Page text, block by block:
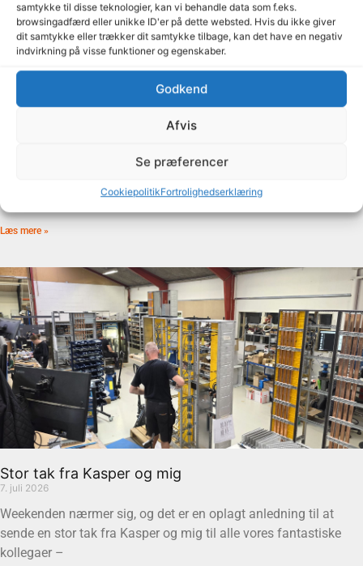
samtykke til disse teknologier, kan vi behandle data som f.eks.
browsingadfærd eller unikke ID'er på dette websted. Hvis du ikke giver
dit samtykke eller trækker dit samtykke tilbage, kan det have en negativ
indvirkning på visse funktioner og egenskaber.
Godkend
Afvis
Se præferencer
CookiepolitikFortrolighedserklæring
Sommerne er over os og tavlerne kommer ud af
Selvom sommeren er over os, og mange nyder en velfortjent
Polen – knoklet for at
Læs mere »
Stor tak fra Kasper og mig
7. juli 2026
Weekenden nærmer sig, og det er en oplagt anledning til at
sende en stor tak fra Kasper og mig til alle vores fantastiske
kollegaer –